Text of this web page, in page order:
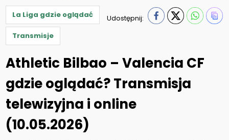
La Liga gdzie oglądać
Transmisje
Udostępnij:
Athletic Bilbao – Valencia CF
gdzie oglądać? Transmisja
telewizyjna i online
(10.05.2026)